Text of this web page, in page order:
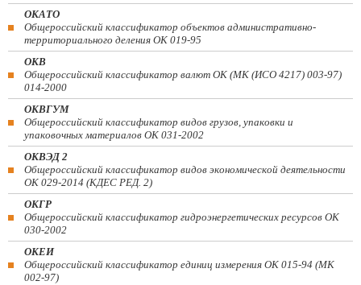
ОКАТО
Общероссийский классификатор объектов административно-
территориального деления ОК 019-95
ОКВ
Общероссийский классификатор валют ОК (МК (ИСО 4217) 003-97)
014-2000
ОКВГУМ
Общероссийский классификатор видов грузов, упаковки и
упаковочных материалов ОК 031-2002
ОКВЭД 2
Общероссийский классификатор видов экономической деятельности
ОК 029-2014 (КДЕС РЕД. 2)
ОКГР
Общероссийский классификатор гидроэнергетических ресурсов ОК
030-2002
ОКЕИ
Общероссийский классификатор единиц измерения ОК 015-94 (МК
002-97)